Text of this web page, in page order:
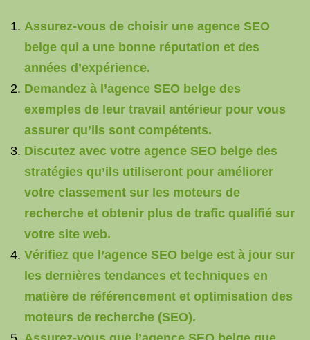
Assurez-vous de choisir une agence SEO
belge qui a une bonne réputation et des
années d’expérience.
Demandez à l’agence SEO belge des
exemples de leur travail antérieur pour vous
assurer qu’ils sont compétents.
Discutez avec votre agence SEO belge des
stratégies qu’ils utiliseront pour améliorer
votre classement sur les moteurs de
recherche et obtenir plus de trafic qualifié sur
votre site web.
Vérifiez que l’agence SEO belge est à jour sur
les dernières tendances et techniques en
matière de référencement et optimisation des
moteurs de recherche (SEO).